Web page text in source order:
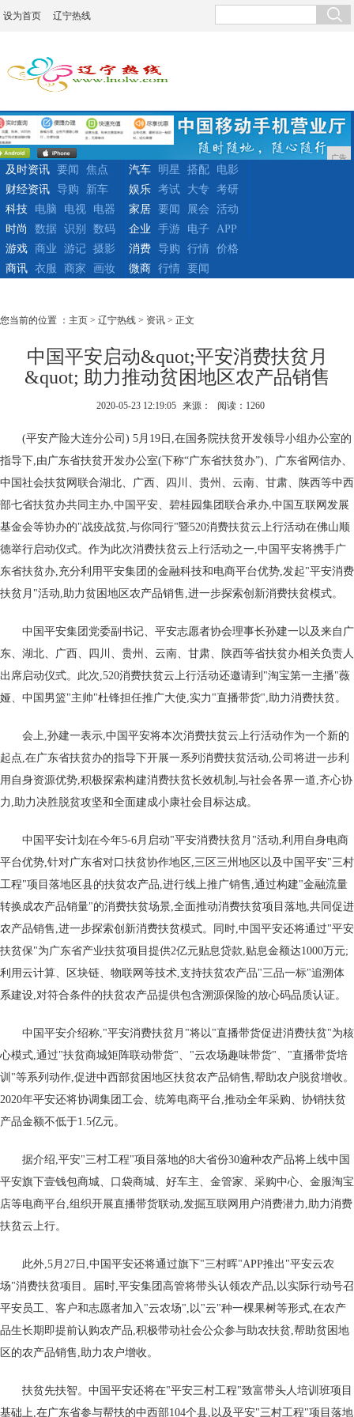
设为首页 辽宁热线
广告
及时资讯 要闻
焦点
财经资讯
导购 新车
汽车 明星 搭配
电影
娱乐
考试 大专
考研
科技
电脑 电视
电器
时尚
数据 识别 数码
家居 要闻 展会
活动
企业
手游 电子
APP
游戏
商业 游记
摄影
商讯
衣服 商家 画妆
消费 导购 行情
价格
微商
行情 要闻
您当前的位置 ： 主页 > 辽宁热线 > 资讯 > 正文
中国平安启动&quot;平安消费扶贫月
&quot; 助力推动贫困地区农产品销售
2020-05-23 12:19:05 来源： 阅读：1260
(平安产险大连分公司) 5月19日,在国务院扶贫开发领导小组办公室的
指导下,由广东省扶贫开发办公室(下称“广东省扶贫办”)、广东省网信办、
中国社会扶贫网联合湖北、广西、四川、贵州、云南、甘肃、陕西等中西
部七省扶贫办共同主办,中国平安、碧桂园集团联合承办,中国互联网发展
基金会等协办的"战疫战贫,与你同行"暨520消费扶贫云上行活动在佛山顺
德举行启动仪式。作为此次消费扶贫云上行活动之一,中国平安将携手广
东省扶贫办,充分利用平安集团的金融科技和电商平台优势,发起"平安消费
扶贫月"活动,助力贫困地区农产品销售,进一步探索创新消费扶贫模式。
中国平安集团党委副书记、平安志愿者协会理事长孙建一以及来自广
东、湖北、广西、四川、贵州、云南、甘肃、陕西等省扶贫办相关负责人
出席启动仪式。此次,520消费扶贫云上行活动还邀请到"淘宝第一主播"薇
娅、中国男篮"主帅"杜锋担任推广大使,实力"直播带货",助力消费扶贫。
会上,孙建一表示,中国平安将本次消费扶贫云上行活动作为一个新的
起点,在广东省扶贫办的指导下开展一系列消费扶贫活动,公司将进一步利
用自身资源优势,积极探索构建消费扶贫长效机制,与社会各界一道,齐心协
力,助力决胜脱贫攻坚和全面建成小康社会目标达成。
中国平安计划在今年5-6月启动"平安消费扶贫月"活动,利用自身电商
平台优势,针对广东省对口扶贫协作地区,三区三州地区以及中国平安"三村
工程"项目落地区县的扶贫农产品,进行线上推广销售,通过构建"金融流量
转换成农产品销量"的消费扶贫场景,全面推动消费扶贫项目落地,共同促进
农产品销售,进一步探索创新消费扶贫模式。同时,中国平安还将通过"平安
扶贫保"为广东省产业扶贫项目提供2亿元贴息贷款,贴息金额达1000万元;
利用云计算、区块链、物联网等技术,支持扶贫农产品"三品一标"追溯体
系建设,对符合条件的扶贫农产品提供包含溯源保险的放心码品质认证。
中国平安介绍称,"平安消费扶贫月"将以"直播带货促进消费扶贫"为核
心模式,通过"扶贫商城矩阵联动带货"、"云农场趣味带货"、"直播带货培
训"等系列动作,促进中西部贫困地区扶贫农产品销售,帮助农户脱贫增收。
2020年平安还将协调集团工会、统筹电商平台,推动全年采购、协销扶贫
产品金额不低于1.5亿元。
据介绍,平安"三村工程"项目落地的8大省份30逾种农产品将上线中国
平安旗下壹钱包商城、口袋商城、好车主、金管家、采购中心、金服淘宝
店等电商平台,组织开展直播带货联动,发掘互联网用户消费潜力,助力消费
扶贫云上行。
此外,5月27日,中国平安还将通过旗下"三村晖"APP推出"平安云农
场"消费扶贫项目。届时,平安集团高管将带头认领农产品,以实际行动号召
平安员工、客户和志愿者加入"云农场",以"云"种一棵果树等形式,在农产
品生长期即提前认购农产品,积极带动社会公众参与助农扶贫,帮助贫困地
区的农产品销售,助力农户增收。
扶贫先扶智。中国平安还将在"平安三村工程"致富带头人培训班项目
基础上,在广东省参与帮扶的中西部104个县,以及平安"三村工程"项目落地